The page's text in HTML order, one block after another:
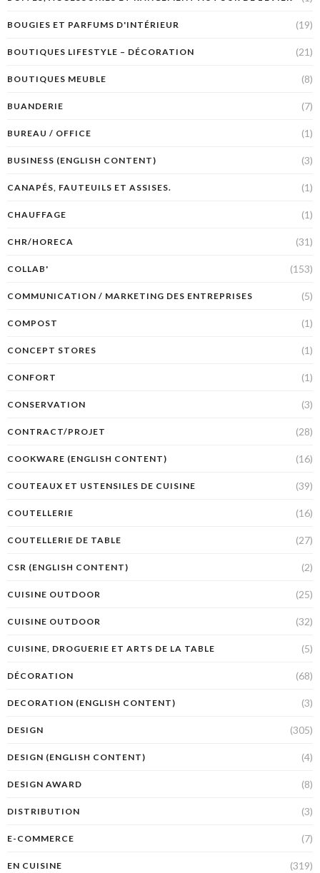
BOUGIES ET PARFUMS D'INTÉRIEUR (19)
BOUTIQUES LIFESTYLE – DÉCORATION (21)
BOUTIQUES MEUBLE (8)
BUANDERIE (7)
BUREAU / OFFICE (1)
BUSINESS (ENGLISH CONTENT) (3)
CANAPÉS, FAUTEUILS ET ASSISES. (1)
CHAUFFAGE (1)
CHR/HORECA (31)
COLLAB' (153)
COMMUNICATION / MARKETING DES ENTREPRISES (5)
COMPOST (1)
CONCEPT STORES (1)
CONFORT (1)
CONSERVATION (3)
CONTRACT/PROJET (28)
COOKWARE (ENGLISH CONTENT) (16)
COUTEAUX ET USTENSILES DE CUISINE (39)
COUTELLERIE (16)
COUTELLERIE DE TABLE (27)
CSR (ENGLISH CONTENT) (2)
CUISINE OUTDOOR (25)
CUISINE OUTDOOR (32)
CUISINE, DROGUERIE ET ARTS DE LA TABLE (5)
DÉCORATION (68)
DECORATION (ENGLISH CONTENT) (3)
DESIGN (305)
DESIGN (ENGLISH CONTENT) (4)
DESIGN AWARD (8)
DISTRIBUTION (3)
E-COMMERCE (7)
EN CUISINE (319)